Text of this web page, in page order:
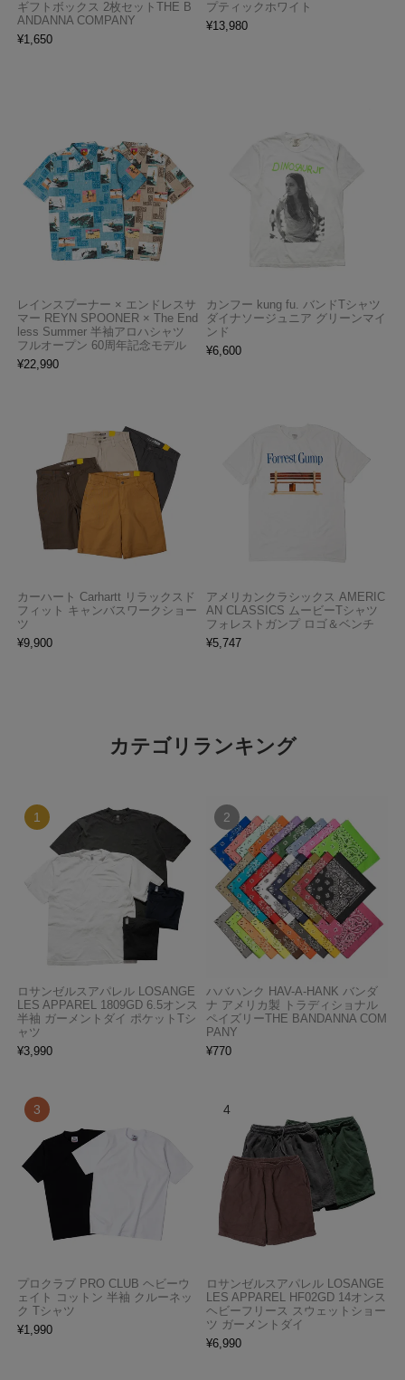
ギフトボックス 2枚セットTHE B
ANDANNA COMPANY
¥1,650
プティックホワイト
¥13,980
レインスプーナー × エンドレスサ
マー REYN SPOONER × The End
less Summer 半袖アロハシャツ
フルオープン 60周年記念モデル
¥22,990
カンフー kung fu. バンドTシャツ
ダイナソージュニア グリーンマイ
ンド
¥6,600
カーハート Carhartt リラックスド
フィット キャンバスワークショー
ツ
¥9,900
アメリカンクラシックス AMERIC
AN CLASSICS ムービーTシャツ
フォレストガンプ ロゴ＆ベンチ
¥5,747
カテゴリランキング
ロサンゼルスアパレル LOSANGE
LES APPAREL 1809GD 6.5オンス
半袖 ガーメントダイ ポケットTシ
ャツ
¥3,990
ハバハンク HAV-A-HANK バンダ
ナ アメリカ製 トラディショナル
ペイズリーTHE BANDANNA COM
PANY
¥770
プロクラブ PRO CLUB ヘビーウ
ェイト コットン 半袖 クルーネッ
ク Tシャツ
¥1,990
ロサンゼルスアパレル LOSANGE
LES APPAREL HF02GD 14オンス
ヘビーフリース スウェットショー
ツ ガーメントダイ
¥6,990